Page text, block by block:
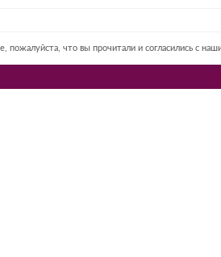
пожалуйста, что вы прочитали и согласились с